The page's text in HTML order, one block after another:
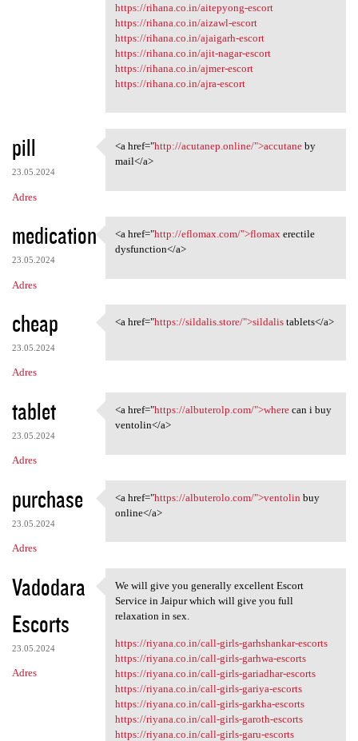
https://rihana.co.in/aitepyong-escort
https://rihana.co.in/aizawl-escort
https://rihana.co.in/ajaigarh-escort
https://rihana.co.in/ajit-nagar-escort
https://rihana.co.in/ajmer-escort
https://rihana.co.in/ajra-escort
pill
23.05.2024
Adres
<a href="http://acutanep
<a href="http://acutanep.online/">accutaneby
mail</a>
medication
23.05.2024
Adres
<a href="http://eflomax.com/"
<a href="http://eflomax.com/">flomaxerectile
dysfunction</a>
cheap
23.05.2024
Adres
<a href="https://sildalis
<a href="https://sildalis.store/">sildalistablets</a>
tablet
23.05.2024
Adres
<a href="https://albuterolp
<a href="https://albuterolp.com/">wherecan i buy
ventolin</a>
purchase
23.05.2024
Adres
<a href="https://albuterolo
<a href="https://albuterolo.com/">ventolin buy
online</a>
Vadodara
Escorts
23.05.2024
Adres
We will give you generally
We will give you generally excellent Escort
Service in Jaipur which will give you full
relaxation in sex.
https://riyana.co.in/call-girls-garhshankar-escorts
https://riyana.co.in/call-girls-garhwa-escorts
https://riyana.co.in/call-girls-gariadhar-escorts
https://riyana.co.in/call-girls-gariya-escorts
https://riyana.co.in/call-girls-garkha-escorts
https://riyana.co.in/call-girls-garoth-escorts
https://riyana.co.in/call-girls-garu-escorts